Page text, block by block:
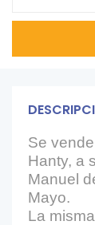
Se
Hanty, a
Manuel
Mayo.
La